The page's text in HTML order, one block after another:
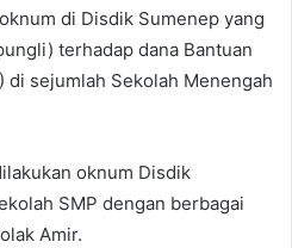
di Disdik Sumenep yang
terhadap dana Bantuan
di sejumlah Sekolah Menengah
oknum Disdik
SMP dengan berbagai
Amir.